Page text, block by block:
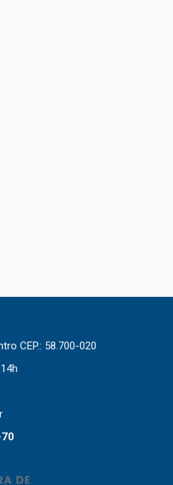
CEP.: 58.700-020